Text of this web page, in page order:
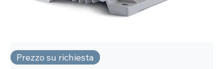
Prezzo su richiesta